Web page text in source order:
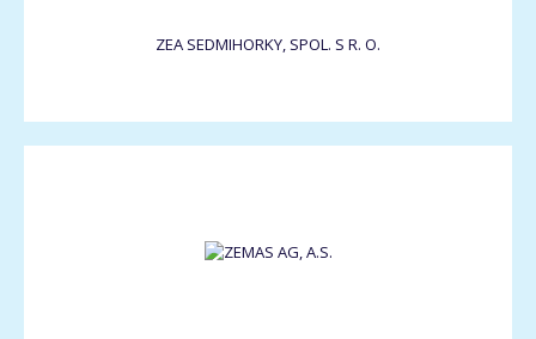
ZEA SEDMIHORKY, SPOL. S R. O.